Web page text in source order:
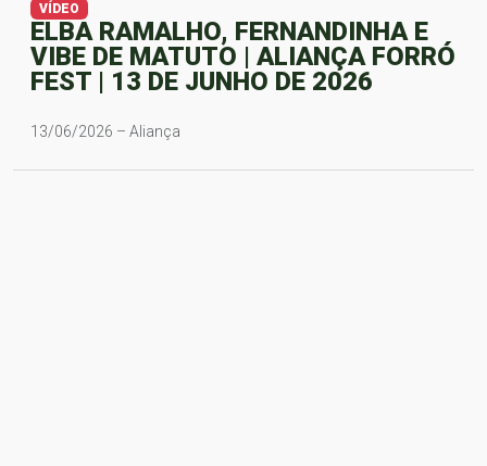
VÍDEO
ELBA RAMALHO, FERNANDINHA E
VIBE DE MATUTO | ALIANÇA FORRÓ
FEST | 13 DE JUNHO DE 2026
13/06/2026 – Aliança